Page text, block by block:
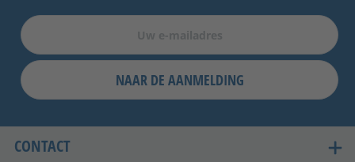
NAAR DE AANMELDING
CONTACT